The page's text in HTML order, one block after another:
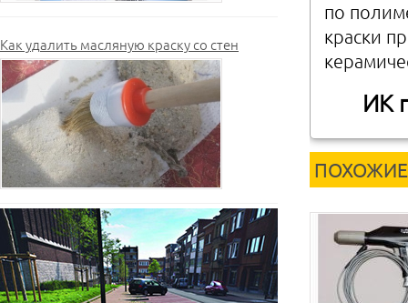
Как удалить масляную краску со стен
по
краски
ИК